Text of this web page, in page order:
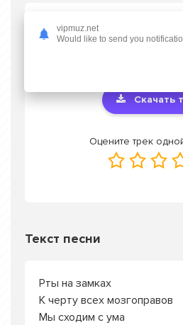
Скачать песню SNIZOV,
ПОСЛЕв mp3 или
Скачать
Оцените трек
Текст песни
Рты на замках
К черту всех мозгоправов
Мы сходим с ума
vipmuz.net
Would like to send you